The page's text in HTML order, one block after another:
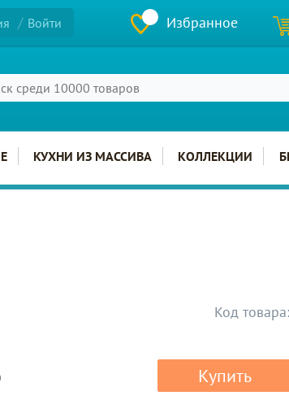
Войти Избранное
КУХНИ ИЗ МАССИВА КОЛЛЕКЦИИ
Код товара:
Купить